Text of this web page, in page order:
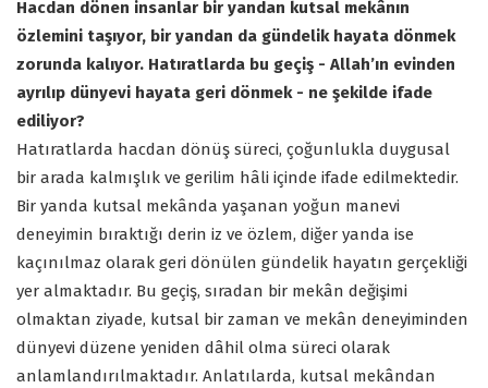
Hacdan dönen insanlar bir yandan kutsal mekânın
özlemini taşıyor, bir yandan da gündelik hayata dönmek
zorunda kalıyor. Hatıratlarda bu geçiş - Allah’ın evinden
ayrılıp dünyevi hayata geri dönmek - ne şekilde ifade
ediliyor?
Hatıratlarda hacdan dönüş süreci, çoğunlukla duygusal
bir arada kalmışlık ve gerilim hâli içinde ifade edilmektedir.
Bir yanda kutsal mekânda yaşanan yoğun manevi
deneyimin bıraktığı derin iz ve özlem, diğer yanda ise
kaçınılmaz olarak geri dönülen gündelik hayatın gerçekliği
yer almaktadır. Bu geçiş, sıradan bir mekân değişimi
olmaktan ziyade, kutsal bir zaman ve mekân deneyiminden
dünyevi düzene yeniden dâhil olma süreci olarak
anlamlandırılmaktadır. Anlatılarda, kutsal mekândan